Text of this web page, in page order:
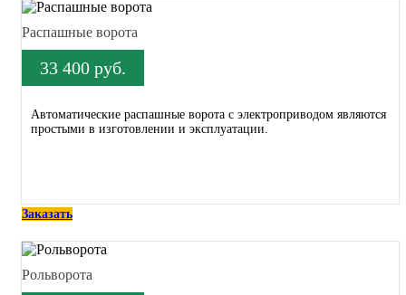
Распашные ворота
33 400 руб.
Автоматические распашные ворота с электроприводом являются
простыми в изготовлении и эксплуатации.
Заказать
Рольворота